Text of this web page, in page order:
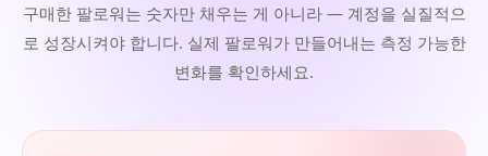
구매한 팔로워는 숫자만 채우는 게 아니라 — 계정을 실질적으
로 성장시켜야 합니다. 실제 팔로워가 만들어내는 측정 가능한
변화를 확인하세요.